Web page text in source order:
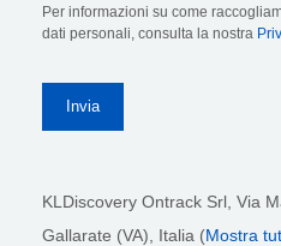
Per informazioni su come
dati personali, consulta la nostra
KLDiscovery Ontrack Srl, Via
Gallarate (VA), Italia (Mostra